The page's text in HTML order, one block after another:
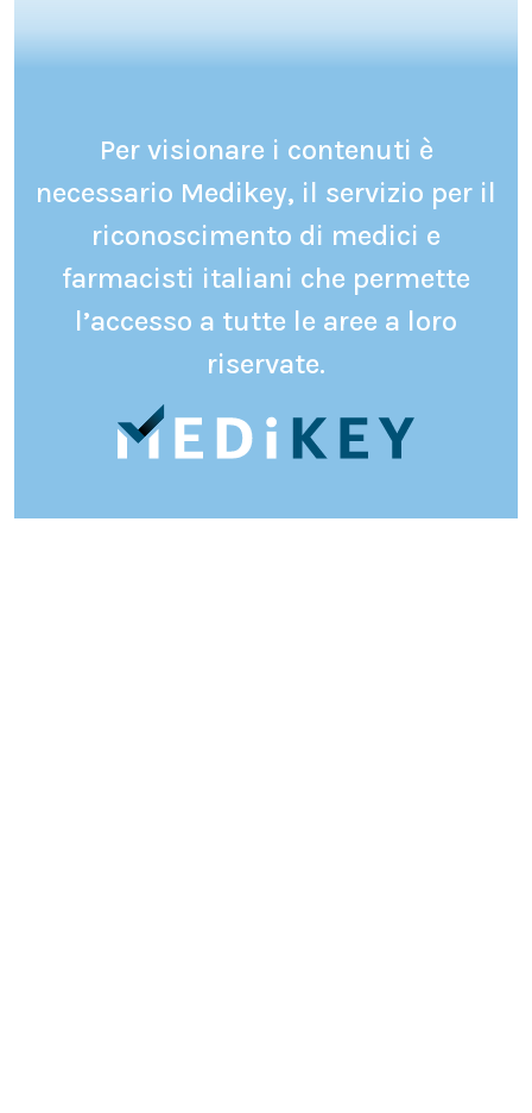
Per visionare i contenuti è
necessario Medikey, il servizio per il
riconoscimento di medici e
farmacisti italiani che permette
l’accesso a tutte le aree a loro
riservate.